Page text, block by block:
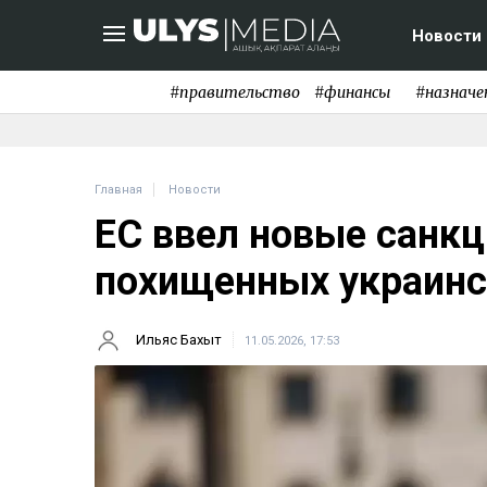
Новости
#правительство #финансы
Главная Новости
ЕС ввел новые
похищенных
Ильяс Бахыт 11.05.2026, 17:53